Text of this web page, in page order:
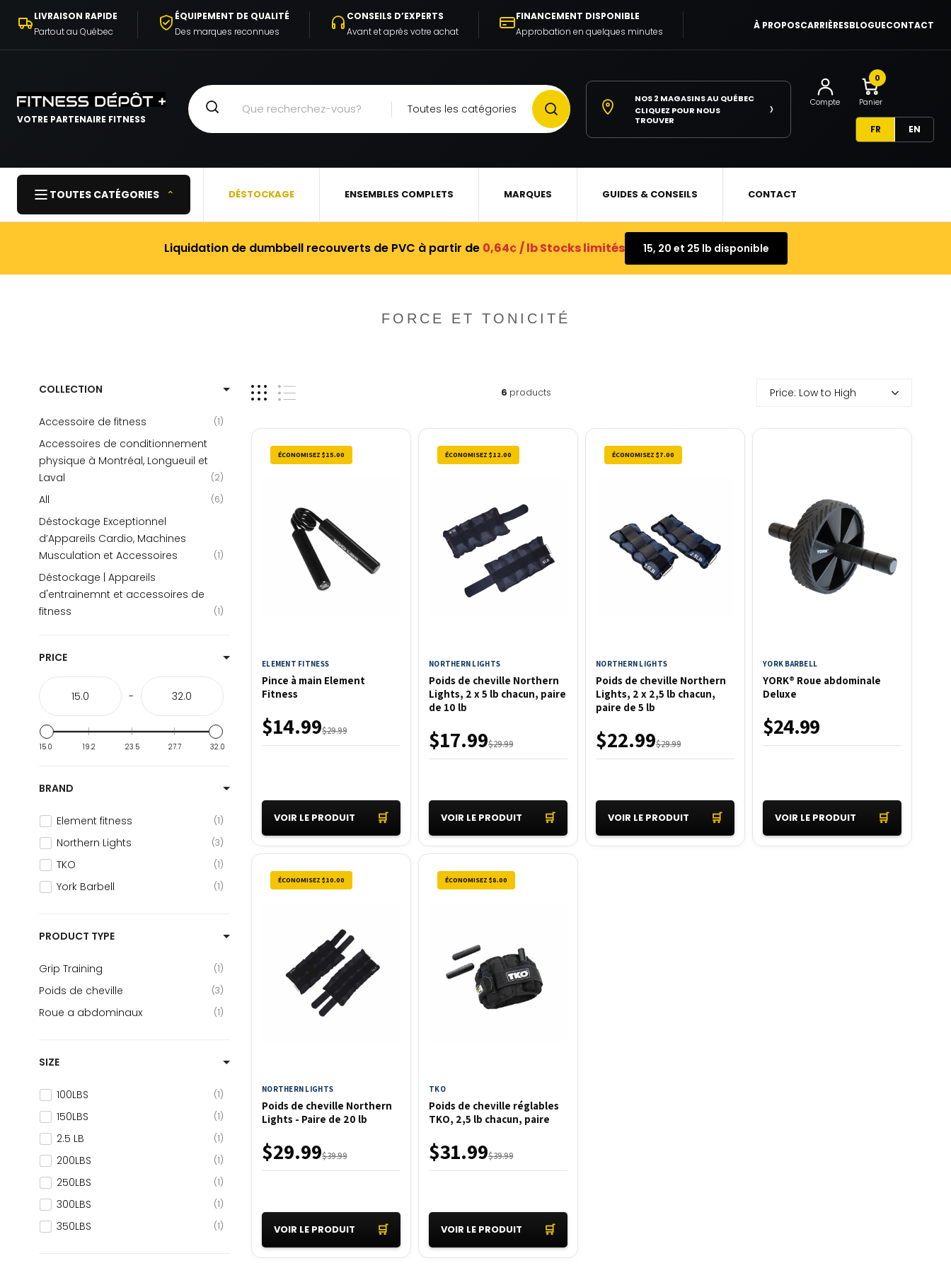
CONTENU
LIVRAISON RAPIDE
Partout au Québec
ÉQUIPEMENT DE QUALITÉ
Des marques reconnues
CONSEILS D’EXPERTS
Avant et après votre achat
FINANCEMENT DISPONIBLE
Approbation en quelques minutes
À PROPOSCARRIÈRESBLOGUECONTACT
VOTRE PARTENAIRE FITNESS
Toutes les catégories
NOS 2 MAGASINS AU QUÉBEC
CLIQUEZ POUR NOUS
TROUVER
› Compte
0
Panier
FR EN
TOUTES CATÉGORIES ⌃ DÉSTOCKAGE ENSEMBLES COMPLETS MARQUES GUIDES & CONSEILS CONTACT
Liquidation de dumbbell recouverts de PVC à partir de 0,64¢ / lb Stocks limités 15, 20 et 25 lb disponible
FORCE ET TONICITÉ
COLLECTION
Accessoire de fitness 1
Accessoires de conditionnement
physique à Montréal, Longueuil et
Laval
2
All 6
Déstockage Exceptionnel
d’Appareils Cardio, Machines
Musculation et Accessoires
1
Déstockage | Appareils
d'entrainemnt et accessoires de
fitness
1
Entraînement fonctionnel
ENTRAÎNEMENT POIDS DU CORP
Fitness Dépôt Plus
FORCE ET CONDITIONNEMENT
Force et tonicité 6
Poids de musculation
PRICE
-
15.0 19.2 23.5 27.7 32.0
BRAND
Element fitness 1
Northern Lights 3
TKO 1
York Barbell 1
PRODUCT TYPE
Grip Training 1
Poids de cheville 3
Roue a abdominaux 1
SIZE
100LBS 1
150LBS 1
2.5 LB 1
200LBS 1
250LBS 1
300LBS 1
350LBS 1
6 products Price: Low to High
ÉCONOMISEZ $15.00
ELEMENT FITNESS
Pince à main Element
Fitness
$29.99
$14.99
VOIR LE PRODUIT 🛒
ÉCONOMISEZ $12.00
NORTHERN LIGHTS
Poids de cheville Northern
Lights, 2 x 5 lb chacun, paire
de 10 lb
$29.99
$17.99
VOIR LE PRODUIT 🛒
ÉCONOMISEZ $7.00
NORTHERN LIGHTS
Poids de cheville Northern
Lights, 2 x 2,5 lb chacun,
paire de 5 lb
$29.99
$22.99
VOIR LE PRODUIT 🛒
YORK BARBELL
YORK® Roue abdominale
Deluxe
$24.99
VOIR LE PRODUIT 🛒
ÉCONOMISEZ $10.00
NORTHERN LIGHTS
Poids de cheville Northern
Lights - Paire de 20 lb
$39.99
$29.99
VOIR LE PRODUIT 🛒
ÉCONOMISEZ $8.00
TKO
Poids de cheville réglables
TKO, 2,5 lb chacun, paire
$39.99
$31.99
VOIR LE PRODUIT 🛒